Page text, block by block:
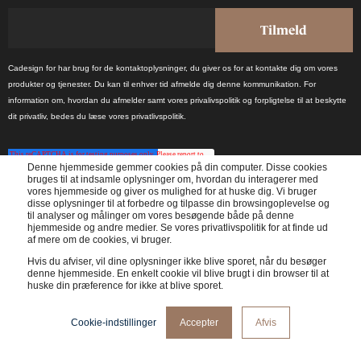
Denne hjemmeside gemmer cookies på din computer. Disse cookies
bruges til at indsamle oplysninger om, hvordan du interagerer med
vores hjemmeside og giver os mulighed for at huske dig. Vi bruger
disse oplysninger til at forbedre og tilpasse din browsingoplevelse og
til analyser og målinger om vores besøgende både på denne
hjemmeside og andre medier. Se vores privatlivspolitik for at finde ud
af mere om de cookies, vi bruger.
Hvis du afviser, vil dine oplysninger ikke blive sporet, når du besøger
denne hjemmeside. En enkelt cookie vil blive brugt i din browser til at
huske din præference for ikke at blive sporet.
Cookie-indstillinger Accepter Afvis
Cadesign for har brug for de kontaktoplysninger, du giver os for at kontakte dig om vores
produkter og tjenester. Du kan til enhver tid afmelde dig denne kommunikation. For
information om, hvordan du afmelder samt vores privalivspolitik og forpligtelse til at beskytte
dit privatliv, bedes du læse vores privatlivspolitik.
Modtag de seneste nyheder en gang om måneden.
© 2024 Cadesign form - All rights reserved
Privatlivspolitik